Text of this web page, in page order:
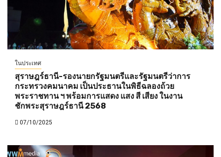
ในประเทศ
สุราษฎร์ธานี-รองนายกรัฐมนตรีและรัฐมนตรีว่าการ
กระทรวงคมนาคม เป็นประธานในพิธีฉลองถ้วย
พระราชทาน ฯ พร้อมการแสดง แสง สี เสียง ในงาน
ชักพระสุราษฎร์ธานี 2568
07/10/2025